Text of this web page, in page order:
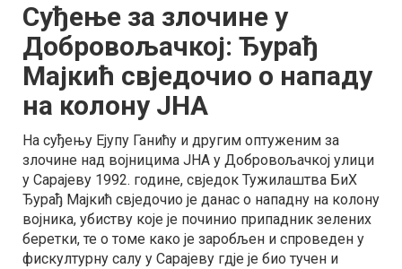
Суђење за злочине у
Добровољачкој: Ђурађ
Мајкић свједочио о нападу
на колону ЈНА
На суђењу Ејупу Ганићу и другим оптуженим за
злочине над војницима ЈНА у Добровољачкој улици
у Сарајеву 1992. године, свједок Тужилаштва БиХ
Ђурађ Мајкић свједочио је данас о нападну на колону
војника, убиству које је починио припадник зелених
беретки, те о томе како је заробљен и спроведен у
фискултурну салу у Сарајеву гдје је био тучен и